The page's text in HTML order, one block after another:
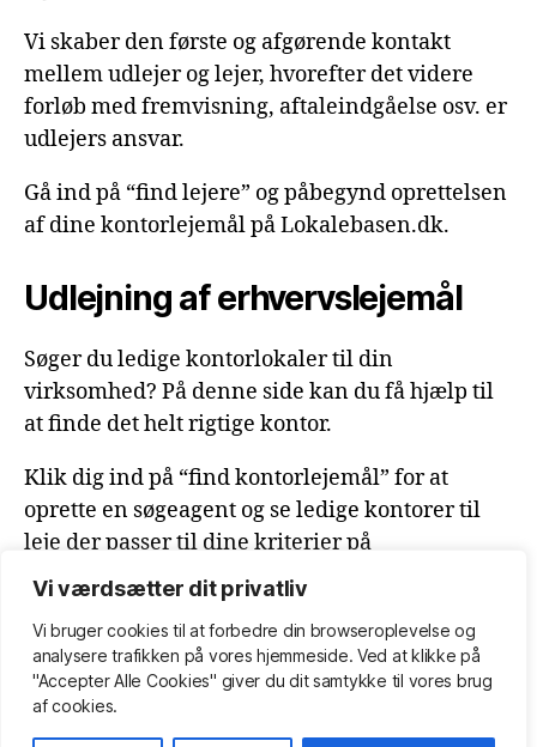
Vi værdsætter dit privatliv
Vi bruger cookies til at forbedre din browseroplevelseog
analysere trafikken på vores hjemmeside. Ved at klikke på
"Accepter Alle Cookies" giver du dit samtykke til vores brug
af cookies.
Vi skaber den første og afgørende kontakt
mellem udlejer og lejer, hvorefter det videre
forløb med fremvisning, aftaleindgåelse osv. er
udlejers ansvar.
Gå ind på “find lejere” og påbegynd oprettelsen
af dine kontorlejemål på Lokalebasen.dk.
Udlejning af erhvervslejemål
Søger du ledige kontorlokaler til din
virksomhed? På denne side kan du få hjælp til
at finde det helt rigtige kontor.
Klik dig ind på “find kontorlejemål” for at
oprette en søgeagent og se ledige kontorer til
leje der passer til dine kriterier på
Lokalebasen.dk.
Kontor til leje, udlejning af kontorlokaler, erhvervslejemål.
Bliv klædt på som lejer eller udlejer af kontor.